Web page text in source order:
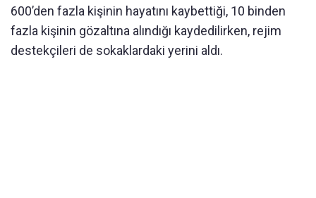
600’den fazla kişinin hayatını kaybettiği, 10 binden
fazla kişinin gözaltına alındığı kaydedilirken, rejim
destekçileri de sokaklardaki yerini aldı.